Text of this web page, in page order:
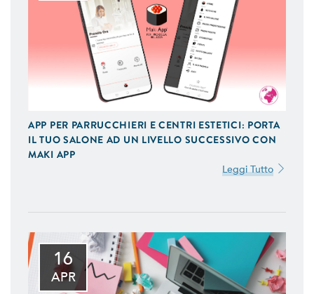
APP PER PARRUCCHIERI E CENTRI ESTETICI: PORTA
IL TUO SALONE AD UN LIVELLO SUCCESSIVO CON
MAKI APP
Leggi Tutto
16
APR